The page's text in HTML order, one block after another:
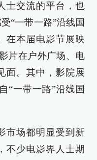
士交流的平台，也
“一带一路”沿线国
在本届电影节展映
片在户外广场、电
面。其中，影院展
“一带一路”沿线国
市场都明显受到新
不少电影界人士期